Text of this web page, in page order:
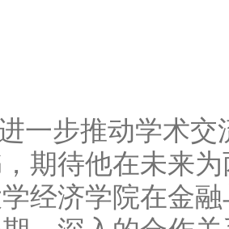
一步推动学术交
期待他在未来
经济学院在金